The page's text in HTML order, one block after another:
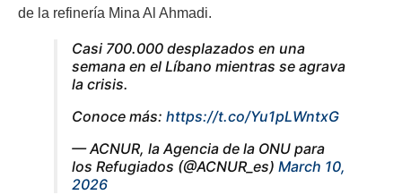
de la refinería Mina Al Ahmadi.
Casi 700.000 desplazados en una
semana en el Líbano mientras se agrava
la crisis.
Conoce más: https://t.co/Yu1pLWntxG
— ACNUR, la Agencia de la ONU para
los Refugiados (@ACNUR_es) March 10,
2026